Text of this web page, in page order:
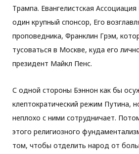
Трампа. Евангелистская
один крупный спонсор, Его
проповедника, Франклин Грэм,
тусоваться в Москве, куда его
президент Майкл Пенс.
С одной стороны Бэннон как бы
клептократический режим Путина,
неплохо с ними сотрудничает.
этого религиозного
том, чтобы отделить народ от